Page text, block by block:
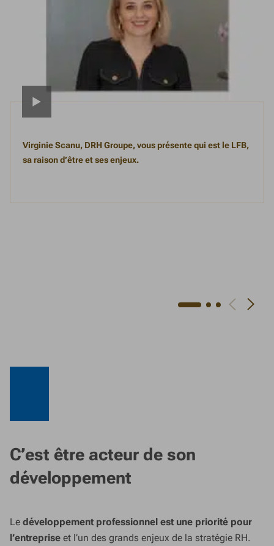
Virginie Scanu, DRH Groupe, vous présente qui est le LFB,
sa raison d’être et ses enjeux.
C’est être acteur de son
développement
Le développement professionnel est une priorité pour
l’entreprise et l’un des grands enjeux de la stratégie RH.